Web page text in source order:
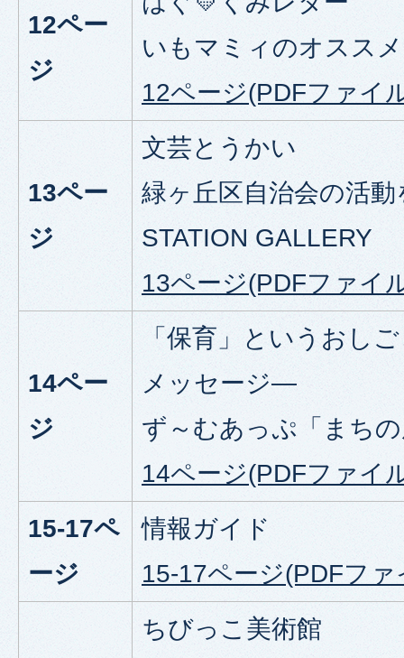
12ペー
ジ
いもマミィのオスス
12ページ(PDFファイ
13ペー
ジ
文芸とうかい
緑ヶ丘区自治会の活
STATION GALLERY
13ページ(PDFファイ
14ペー
ジ
「保育」というおし
メッセージ―
ず～むあっぷ「まち
14ページ(PDFファイ
15-17ペ
ージ
情報ガイド
15-17ページ(PDFフ
ちびっこ美術館